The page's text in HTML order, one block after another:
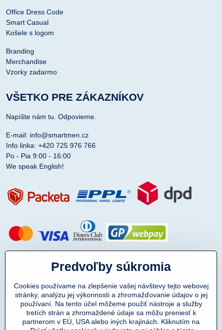
Office Dress Code
Smart Casual
Košele s logom
Branding
Merchandise
Vzorky zadarmo
VŠETKO PRE ZÁKAZNÍKOV
Napíšte nám tu. Odpovieme.
E-mail: info@smartmen.cz
Info linka: +420 725 976 766
Po - Pia 9:00 - 16:00
We speak English!
Predvoľby súkromia
Cookies používame na zlepšenie vašej návštevy tejto webovej
stránky, analýzu jej výkonnosti a zhromažďovanie údajov o jej
používaní. Na tento účel môžeme použiť nástroje a služby
tretích strán a zhromaždené údaje sa môžu preniesť k
partnerom v EÚ, USA alebo iných krajinách. Kliknutím na